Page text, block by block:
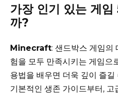
가장 인기 있는 게임
까?
Minecraft: 샌드박스 게임의
험을 모두 만족시키는 게임으
용법을 배우면 더욱 깊이 즐
기본적인 생존 가이드부터,